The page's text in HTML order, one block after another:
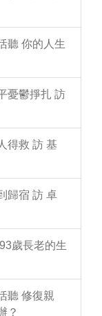
聽 你的人生
憂鬱掙扎 訪
得救 訪 基
歸宿 訪 卓
歲長老的生
聽 修復親
？